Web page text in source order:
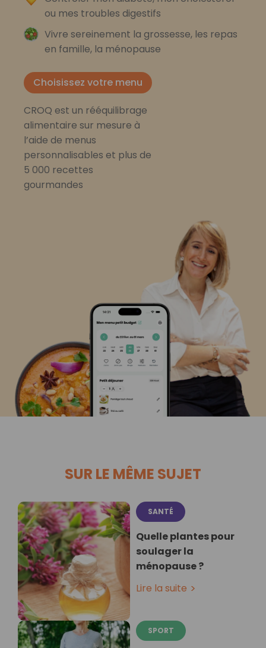
ou mes troubles digestifs
Vivre sereinement la grossesse, les repas
en famille, la ménopause
Choisissez votre menu
CROQ est un rééquilibrage
alimentaire sur mesure à
l’aide de menus
personnalisables et plus de
5 000 recettes
gourmandes
SUR LE MÊME SUJET
SANTÉ
Quelle plantes pour
soulager la
ménopause ?
Lire la suite
SPORT